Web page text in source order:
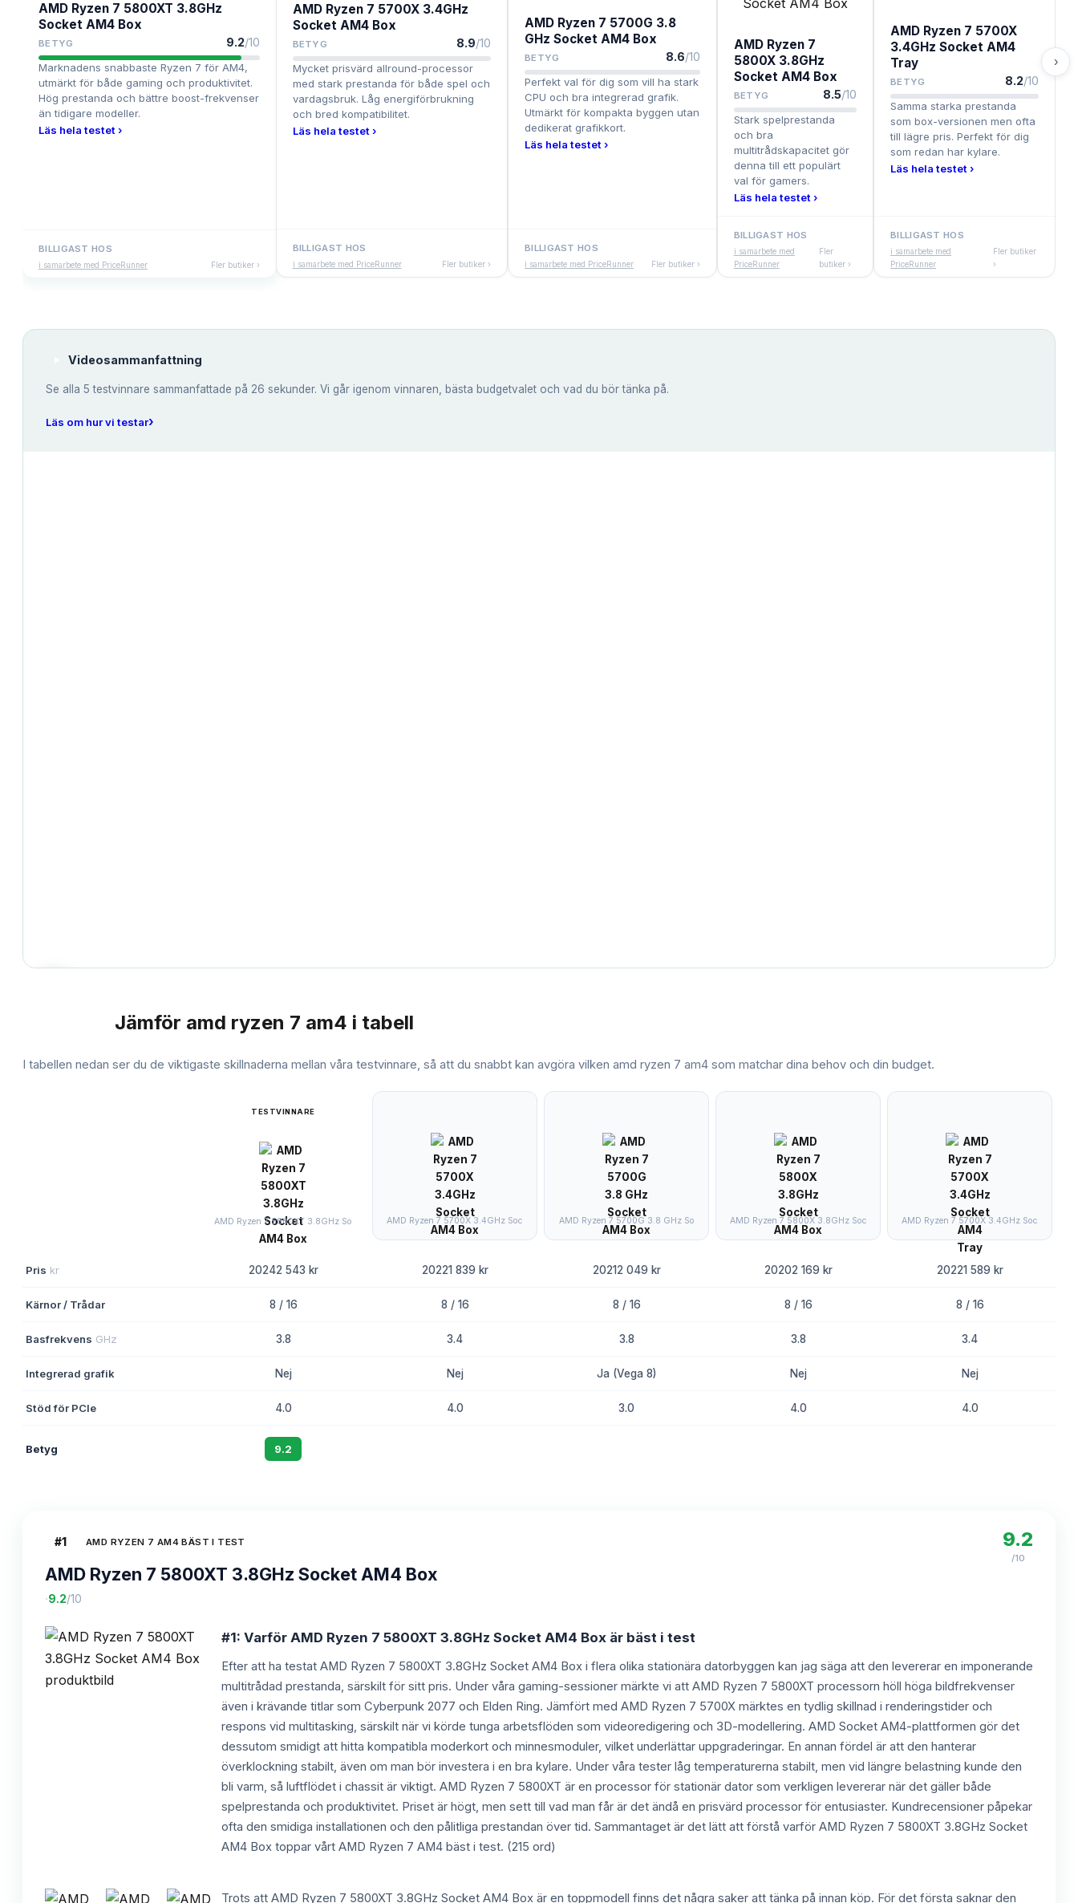
AMD Ryzen 7 5800XT 3.8GHz
Socket AM4 Box
BETYG 9.2/10
Marknadens snabbaste Ryzen 7 för AM4,
utmärkt för både gaming och produktivitet.
Hög prestanda och bättre boost-frekvenser
än tidigare modeller.
Läs hela testet ›
BILLIGAST HOS
i samarbete med PriceRunner Fler butiker ›
AMD Ryzen 7 5700X 3.4GHz
Socket AM4 Box
BETYG 8.9/10
Mycket prisvärd allround-processor
med stark prestanda för både spel och
vardagsbruk. Låg energiförbrukning
och bred kompatibilitet.
Läs hela testet ›
BILLIGAST HOS
i samarbete med PriceRunner Fler butiker ›
AMD Ryzen 7 5700G 3.8
GHz Socket AM4 Box
BETYG 8.6/10
Perfekt val för dig som vill ha stark
CPU och bra integrerad grafik.
Utmärkt för kompakta byggen utan
dedikerat grafikkort.
Läs hela testet ›
BILLIGAST HOS
i samarbete med PriceRunner Fler butiker ›
AMD Ryzen 7
5800X 3.8GHz
Socket AM4 Box
BETYG 8.5/10
Stark spelprestanda
och bra
multitrådskapacitet gör
denna till ett populärt
val för gamers.
Läs hela testet ›
BILLIGAST HOS
i samarbete med
PriceRunner
Fler
butiker ›
AMD Ryzen 7 5700X
3.4GHz Socket AM4
Tray
BETYG 8.2/10
Samma starka prestanda
som box-versionen men ofta
till lägre pris. Perfekt för dig
som redan har kylare.
Läs hela testet ›
BILLIGAST HOS
i samarbete med
PriceRunner
Fler butiker
›
›
Videosammanfattning
Se alla 5 testvinnare sammanfattade på 26 sekunder. Vi går igenom vinnaren, bästa budgetvalet och vad du bör tänka på.
Läs om hur vi testar›
Jämför amd ryzen 7 am4 i tabell
I tabellen nedan ser du de viktigaste skillnaderna mellan våra testvinnare, så att du snabbt kan avgöra vilken amd ryzen 7 am4 som matchar dina behov och din budget.
TESTVINNARE
AMD Ryzen 7 5800XT 3.8GHz So AMD Ryzen 7 5700X 3.4GHz Soc AMD Ryzen 7 5700G 3.8 GHz So AMD Ryzen 7 5800X 3.8GHz Soc AMD Ryzen 7 5700X 3.4GHz Soc
Pris kr 20242 543 kr 20221 839 kr 20212 049 kr 20202 169 kr 20221 589 kr
Kärnor / Trådar 8 / 16 8 / 16 8 / 16 8 / 16 8 / 16
Basfrekvens GHz 3.8 3.4 3.8 3.8 3.4
Integrerad grafik Nej Nej Ja (Vega 8) Nej Nej
Stöd för PCIe 4.0 4.0 3.0 4.0 4.0
Betyg 9.2
#1 AMD RYZEN 7 AM4 BÄST I TEST
AMD Ryzen 7 5800XT 3.8GHz Socket AM4 Box
·9.2/10
9.2
/10
#1: Varför AMD Ryzen 7 5800XT 3.8GHz Socket AM4 Box är bäst i test
Efter att ha testat AMD Ryzen 7 5800XT 3.8GHz Socket AM4 Box i flera olika stationära datorbyggen kan jag säga att den levererar en imponerande
multitrådad prestanda, särskilt för sitt pris. Under våra gaming-sessioner märkte vi att AMD Ryzen 7 5800XT processorn höll höga bildfrekvenser
även i krävande titlar som Cyberpunk 2077 och Elden Ring. Jämfört med AMD Ryzen 7 5700X märktes en tydlig skillnad i renderingstider och
respons vid multitasking, särskilt när vi körde tunga arbetsflöden som videoredigering och 3D-modellering. AMD Socket AM4-plattformen gör det
dessutom smidigt att hitta kompatibla moderkort och minnesmoduler, vilket underlättar uppgraderingar. En annan fördel är att den hanterar
överklockning stabilt, även om man bör investera i en bra kylare. Under våra tester låg temperaturerna stabilt, men vid längre belastning kunde den
bli varm, så luftflödet i chassit är viktigt. AMD Ryzen 7 5800XT är en processor för stationär dator som verkligen levererar när det gäller både
spelprestanda och produktivitet. Priset är högt, men sett till vad man får är det ändå en prisvärd processor för entusiaster. Kundrecensioner påpekar
ofta den smidiga installationen och den pålitliga prestandan över tid. Sammantaget är det lätt att förstå varför AMD Ryzen 7 5800XT 3.8GHz Socket
AM4 Box toppar vårt AMD Ryzen 7 AM4 bäst i test. (215 ord)
Trots att AMD Ryzen 7 5800XT 3.8GHz Socket AM4 Box är en toppmodell finns det några saker att tänka på innan köp. För det första saknar den